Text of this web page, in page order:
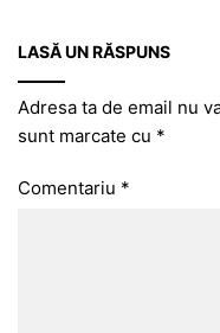
LASĂ UN RĂSPUNS
Adresa ta de email nu
sunt marcate cu *
Comentariu *